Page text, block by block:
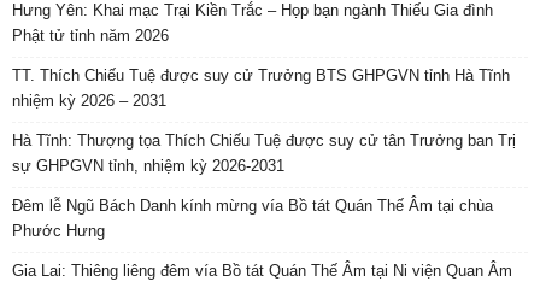
Hưng Yên: Khai mạc Trại Kiền Trắc – Họp bạn ngành Thiếu Gia đình
Phật tử tỉnh năm 2026
TT. Thích Chiếu Tuệ được suy cử Trưởng BTS GHPGVN tỉnh Hà Tĩnh
nhiệm kỳ 2026 – 2031
Hà Tĩnh: Thượng tọa Thích Chiếu Tuệ được suy cử tân Trưởng ban Trị
sự GHPGVN tỉnh, nhiệm kỳ 2026-2031
Đêm lễ Ngũ Bách Danh kính mừng vía Bồ tát Quán Thế Âm tại chùa
Phước Hưng
Gia Lai: Thiêng liêng đêm vía Bồ tát Quán Thế Âm tại Ni viện Quan Âm